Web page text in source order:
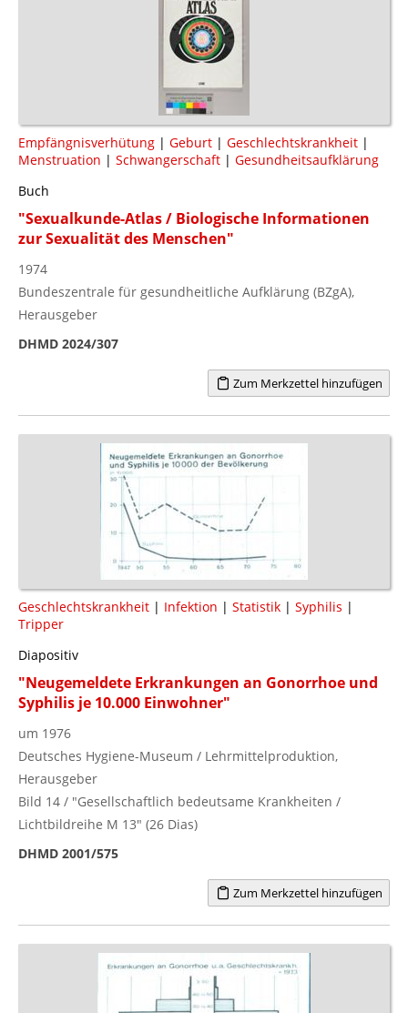
Empfängnisverhütung | Geburt | Geschlechtskrankheit |
Menstruation | Schwangerschaft | Gesundheitsaufklärung
Buch
"Sexualkunde-Atlas / Biologische Informationen
zur Sexualität des Menschen"
1974
Bundeszentrale für gesundheitliche Aufklärung (BZgA),
Herausgeber
DHMD 2024/307
Zum Merkzettel hinzufügen
Geschlechtskrankheit | Infektion | Statistik | Syphilis |
Tripper
Diapositiv
"Neugemeldete Erkrankungen an Gonorrhoe und
Syphilis je 10.000 Einwohner"
um 1976
Deutsches Hygiene-Museum / Lehrmittelproduktion,
Herausgeber
Bild 14 / "Gesellschaftlich bedeutsame Krankheiten /
Lichtbildreihe M 13" (26 Dias)
DHMD 2001/575
Zum Merkzettel hinzufügen